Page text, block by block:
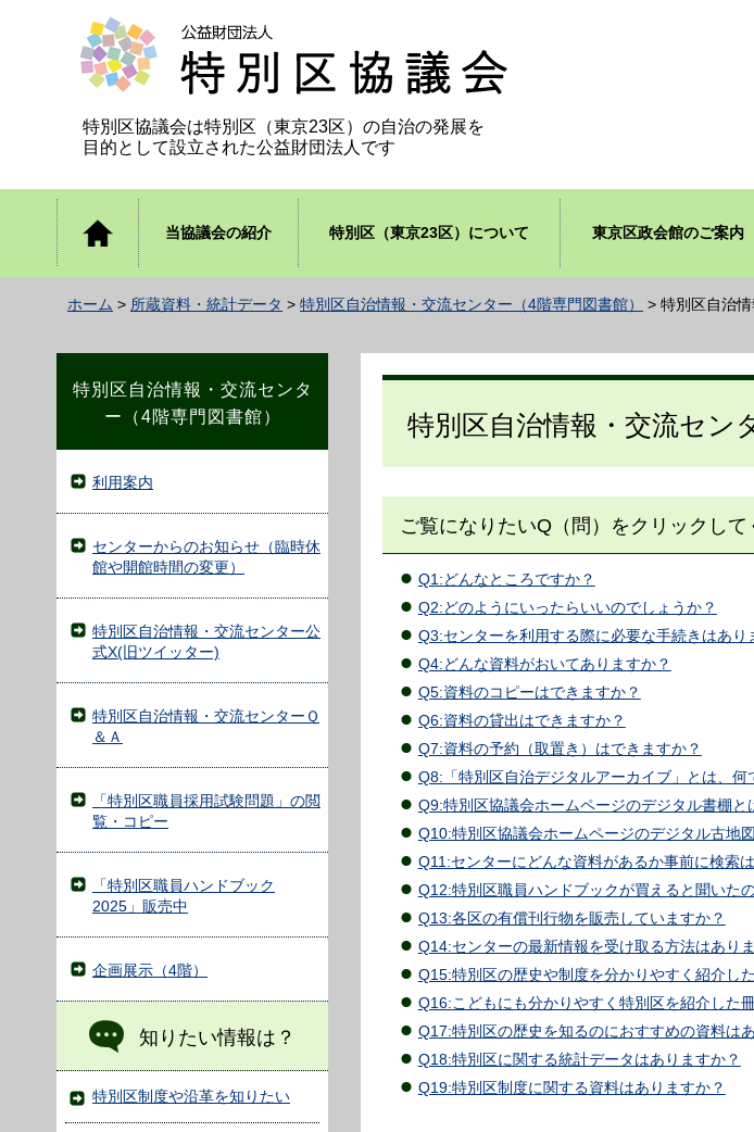
公益財団法人 特別区協議会
特別区協議会は特別区（東京23区）の自治の発展を
目的として設立された公益財団法人です
トップ
ページ
当協議会の紹介 特別区（東京23区）について 東京区政会館のご案内
ホーム > 所蔵資料・統計データ > 特別区自治情報・交流センター（4階専門図書館）
> 特別区自治
特別区自治情報・交流センタ
ー（4階専門図書館）
利用案内
センターからのお知らせ（臨時休
館や開館時間の変更）
特別区自治情報・交流センター公
式X(旧ツイッター)
特別区自治情報・交流センターＱ
＆Ａ
「特別区職員採用試験問題」の閲
覧・コピー
「特別区職員ハンドブック
2025」販売中
企画展示（4階）
知りたい情報は？
特別区制度や沿革を知りたい
特別区自治情報・交流セン
ご覧になりたいQ（問）をクリックして
Q1:どんなところですか？
Q2:どのようにいったらいいのでしょうか？
Q3:センターを利用する際に必要な手続きはあり
Q4:どんな資料がおいてありますか？
Q5:資料のコピーはできますか？
Q6:資料の貸出はできますか？
Q7:資料の予約（取置き）はできますか？
Q8:「特別区自治デジタルアーカイブ」とは、何
Q9:特別区協議会ホームページのデジタル書棚と
Q10:特別区協議会ホームページのデジタル古地
Q11:センターにどんな資料があるか事前に検索
Q12:特別区職員ハンドブックが買えると聞いた
Q13:各区の有償刊行物を販売していますか？
Q14:センターの最新情報を受け取る方法はあり
Q15:特別区の歴史や制度を分かりやすく紹介し
Q16:こどもにも分かりやすく特別区を紹介した
Q17:特別区の歴史を知るのにおすすめの資料は
Q18:特別区に関する統計データはありますか？
Q19:特別区制度に関する資料はありますか？